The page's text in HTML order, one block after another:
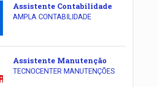
Assistente Contabilidade
AMPLA CONTABILIDADE
Assistente Manutenção
TECNOCENTER MANUTENÇÕES